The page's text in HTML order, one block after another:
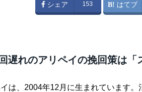
シェア 153 はてブ
遅れのアリペイの挽回策は「
は、2004年12月に生まれています